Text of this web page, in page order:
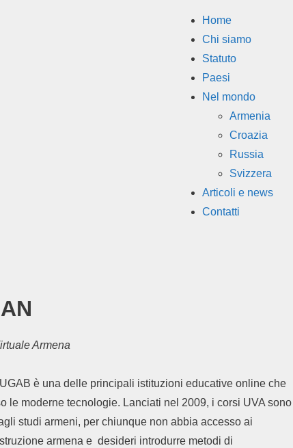
Home
Chi siamo
Statuto
Paesi
Nel mondo
Armenia
Croazia
Russia
Svizzera
Articoli e news
Contatti
Armena
è una delle principali istituzioni educative online che
le moderne tecnologie. Lanciati nel 2009, i corsi UVA sono
studi armeni, per chiunque non abbia accesso ai
armena e desideri introdurre metodi di